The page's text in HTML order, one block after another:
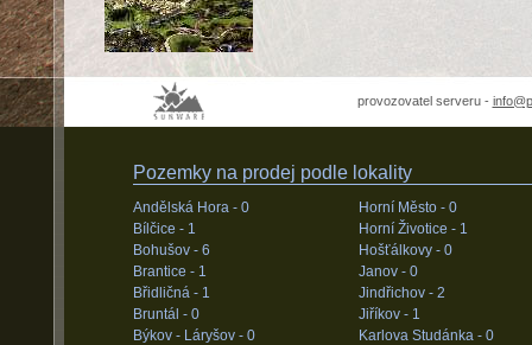
provozovatel serveru -
Pozemky na prodej podle lokality
Andělská Hora - 0
Bílčice - 1
Bohušov - 6
Brantice - 1
Břidličná - 1
Bruntál - 0
Býkov - Láryšov - 0
Horní Město - 0
Horní Životice - 1
Hošťálkovy - 0
Janov - 0
Jindřichov - 2
Jiříkov - 1
Karlova Studánka - 0